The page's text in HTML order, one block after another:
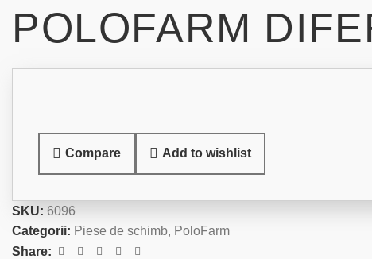
POLOFARM
Compare Add to wishlist
SKU: 6096
Categorii: Piese de schimb, PoloFarm
Share: